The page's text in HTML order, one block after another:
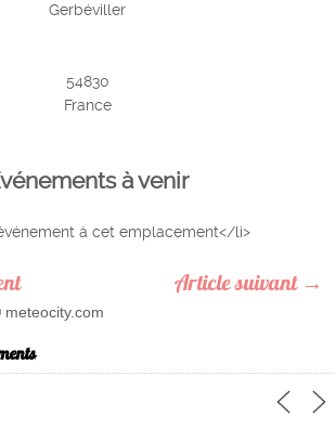
Gerbéviller
54830
France
à venir
à cet emplacement</li>
Article suivant →
meteocity.com